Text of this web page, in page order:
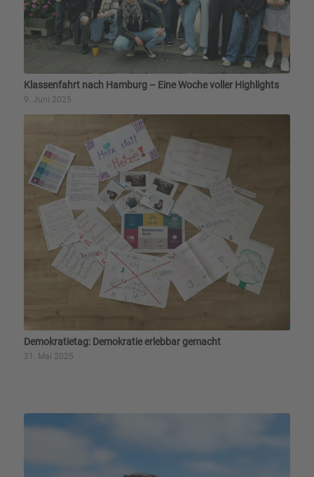
Klassenfahrt nach Hamburg – Eine Woche voller Highlights
9. Juni 2025
Demokratietag: Demokratie erlebbar gemacht
31. Mai 2025